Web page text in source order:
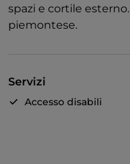
spazi e cortile
piemontese.
Servizi
Accesso disabili